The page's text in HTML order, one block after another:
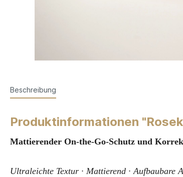
Beschreibung
Produktinformationen
Mattierender On-the-Go-Schutz und
Ultraleichte Textur · Mattierend · Aufbaubare